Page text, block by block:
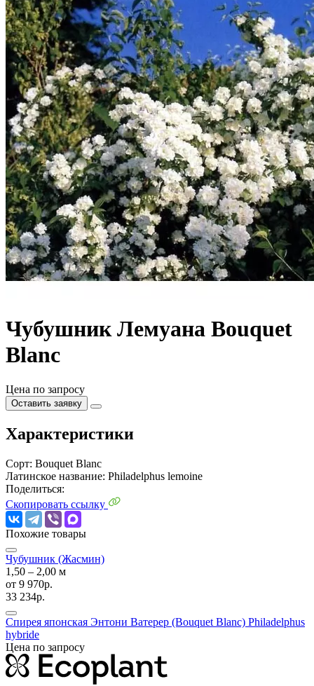
Чубушник Лемуана Bouquet
Blanc
Цена по запросу
Оставить заявку
Характеристики
Сорт: Bouquet Blanc
Латинское название: Philadelphus lemoine
Поделиться:
Скопировать ссылку
Похожие товары
Чубушник (Жасмин)
1,50 ‒ 2,00 м
от 9 970р.
33 234р.
Спирея японская Энтони Ватерер (Bouquet Blanc) Philadelphus
hybride
Цена по запросу